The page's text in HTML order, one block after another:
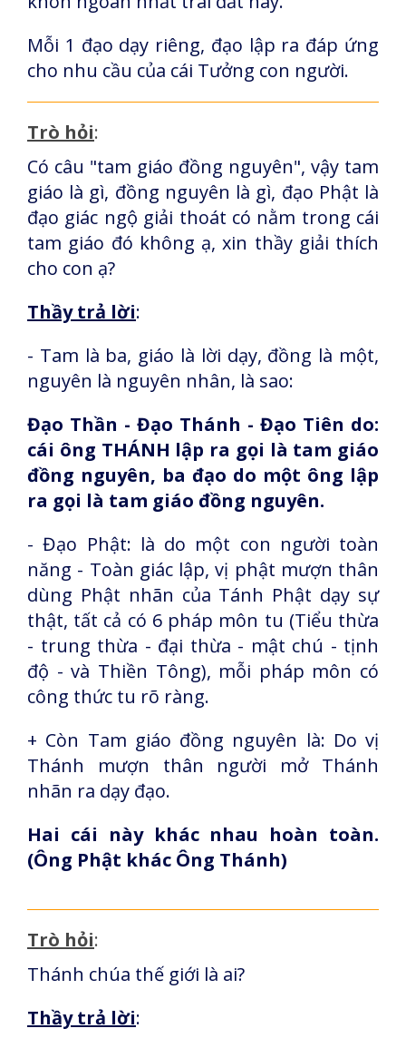
Mỗi 1 đạo dạy riêng, đạo lập ra đáp ứng
cho nhu cầu của cái Tưởng con người.
Trò hỏi:
Có câu "tam giáo đồng nguyên", vậy tam
giáo là gì, đồng nguyên là gì, đạo Phật là
đạo giác ngộ giải thoát có nằm trong cái
tam giáo đó không ạ, xin thầy giải thích
cho con ạ?
Thầy trả lời:
- Tam là ba, giáo là lời dạy, đồng là một,
nguyên là nguyên nhân, là sao:
Đạo Thần - Đạo Thánh - Đạo Tiên do:
cái ông THÁNH lập ra gọi là tam giáo
đồng nguyên, ba đạo do một ông lập
ra gọi là tam giáo đồng nguyên.
- Đạo Phật: là do một con người toàn
năng - Toàn giác lập, vị phật mượn thân
dùng Phật nhãn của Tánh Phật dạy sự
thật, tất cả có 6 pháp môn tu (Tiểu thừa
- trung thừa - đại thừa - mật chú - tịnh
độ - và Thiền Tông), mỗi pháp môn có
công thức tu rõ ràng.
+ Còn Tam giáo đồng nguyên là: Do vị
Thánh mượn thân người mở Thánh
nhãn ra dạy đạo.
Hai cái này khác nhau hoàn toàn.
(Ông Phật khác Ông Thánh)
Trò hỏi:
Thánh chúa thế giới là ai?
Thầy trả lời: